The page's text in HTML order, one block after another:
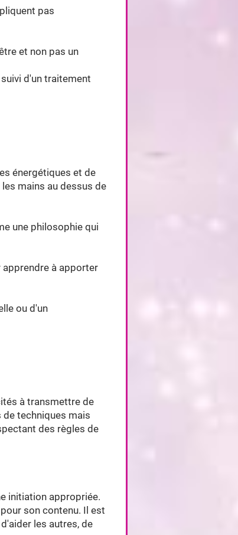
pas
et non pas un
d'un traitement
énergétiques et de
mains au dessus de
une philosophie qui
à apporter
ou d'un
à transmettre de
de techniques mais
des règles de
initiation appropriée.
son contenu. Il est
les autres, de